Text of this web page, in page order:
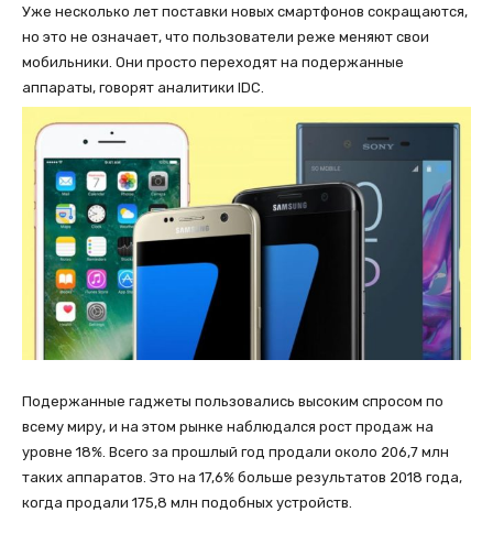
Уже несколько лет поставки новых смартфонов сокращаются,
но это не означает, что пользователи реже меняют свои
мобильники. Они просто переходят на подержанные
аппараты, говорят аналитики IDC.
Подержанные гаджеты пользовались высоким спросом по
всему миру, и на этом рынке наблюдался рост продаж на
уровне 18%. Всего за прошлый год продали около 206,7 млн
таких аппаратов. Это на 17,6% больше результатов 2018 года,
когда продали 175,8 млн подобных устройств.